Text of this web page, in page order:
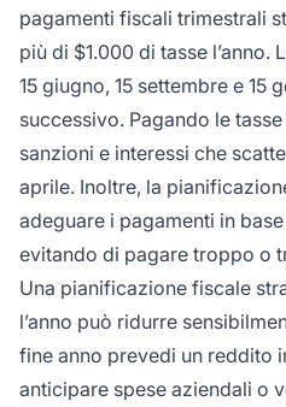
pagamenti fiscali trimestrali
più di $1.000 di tasse l’anno.
15 giugno, 15 settembre e 15
successivo. Pagando le
sanzioni e interessi che
aprile. Inoltre, la
adeguare i pagamenti in
evitando di pagare troppo o
Una pianificazione fiscale
l’anno può ridurre
fine anno prevedi un reddito
anticipare spese aziendali o